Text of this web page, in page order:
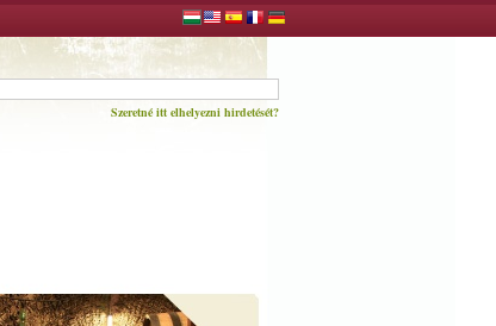
Szeretné itt elhelyezni hirdetését?